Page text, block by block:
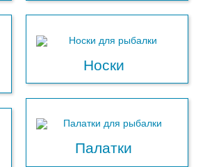
Носки
Палатки